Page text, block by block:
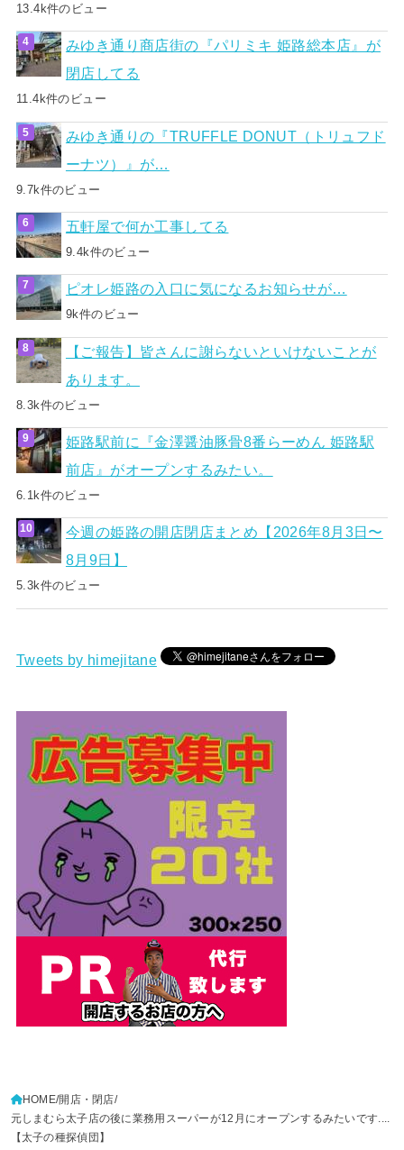
13.4k件のビュー
みゆき通り商店街の『パリミキ 姫路総本店』が
閉店してる
11.4k件のビュー
みゆき通りの『TRUFFLE DONUT（トリュフド
ーナツ）』が…
9.7k件のビュー
五軒屋で何か工事してる
9.4k件のビュー
ピオレ姫路の入口に気になるお知らせが…
9k件のビュー
【ご報告】皆さんに謝らないといけないことが
あります。
8.3k件のビュー
姫路駅前に『金澤醤油豚骨8番らーめん 姫路駅
前店』がオープンするみたい。
6.1k件のビュー
今週の姫路の開店閉店まとめ【2026年8月3日〜
8月9日】
5.3k件のビュー
Tweets by himejitane
HOME 開店・閉店
元しまむら太子店の後に業務用スーパーが12月にオープンするみたいです....
【太子の種探偵団】